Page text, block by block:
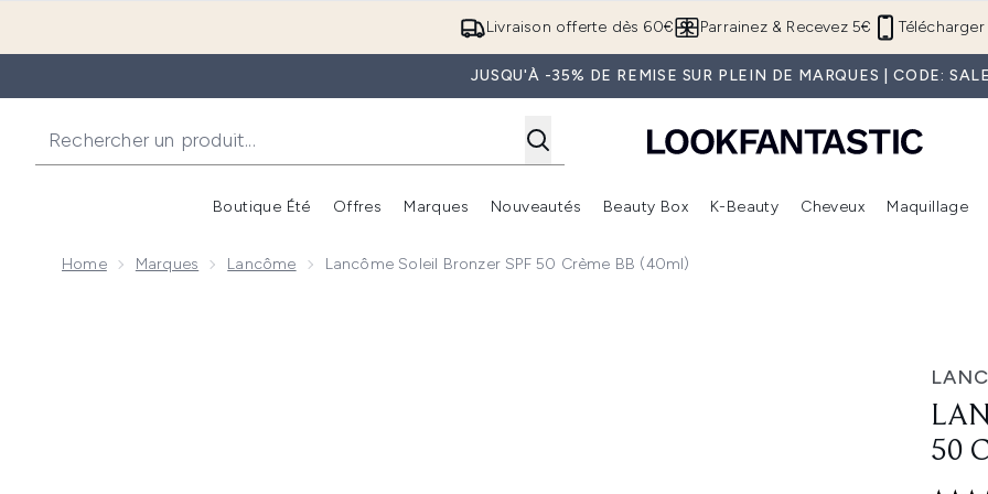
Passer au contenu principal
Livraison offerte dès 60€ Télécharger
Parrainez & Recevez 5€
JUSQU'À -35% DE REMISE SUR PLEIN DE MARQUES | CODE:
Boutique Été
Accédez au sous-menu (Boutique Été )
Offres
Accédez au sous-menu (Offres)
Marques
Accédez au sous-menu (Marques)
Nouveautés
Accédez au sous-menu (Nouveautés)
Beauty Box
Accédez au sous-menu (Beauty Box)
K-Beauty Cheveux Maquillage
Home Marques Lancôme Lancôme Soleil Bronzer SPF 50 Crème BB (40ml)
50